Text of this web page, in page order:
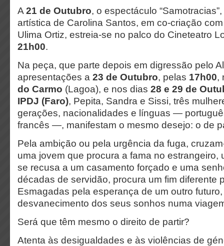
A 21 de Outubro, o espectáculo
artística de Carolina Santos, em co-criação
Ulima Ortiz, estreia-se no palco do Cineteatro
21h00.
Na peça, que parte depois em digressão pelo
apresentações a 23 de Outubro, pelas 17h00,
do Carmo (Lagoa), e nos dias 28 e 29 de
IPDJ (Faro), Pepita, Sandra e Sissi, três
gerações, nacionalidades e línguas —
francês —, manifestam o mesmo desejo: o de
Pela ambição ou pela urgência da fuga,
uma jovem que procura a fama no estrangeiro,
se recusa a um casamento forçado e uma
décadas de servidão, procura um fim diferente
Esmagadas pela esperança de um outro
desvanecimento dos seus sonhos numa
Será que têm mesmo o direito de partir?
Atenta às desigualdades e às violências de